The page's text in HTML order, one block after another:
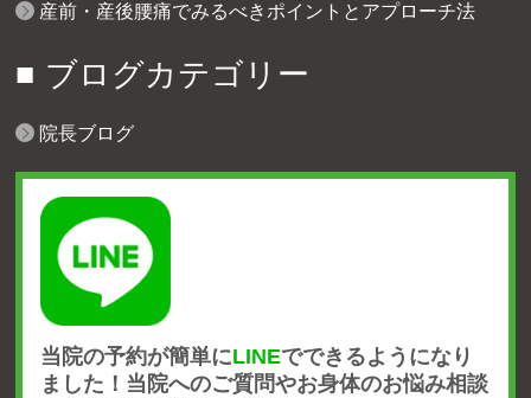
産前・産後腰痛でみるべきポイントとアプローチ法
ブログカテゴリー
院長ブログ
当院の予約が簡単にLINEでできるようになり
ました！ 当院へのご質問やお身体のお悩み相談